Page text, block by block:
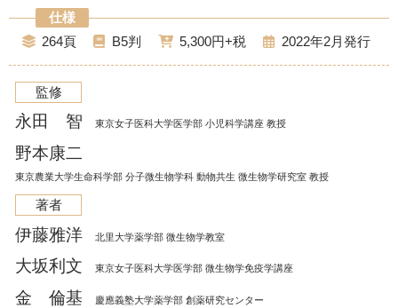
264 B5 5,300 2022年2月
監修
永田 智 東京女子医科大学医学部 小児科学講座 教授
野本康二
東京農業大学生命科学部 分子微生物学科 動物共生 微生物学研究室 教授
著者
伊藤雅洋 北里大学薬学部 微生物学教室
大坂利文 東京女子医科大学医学部 微生物学免疫学講座
金 倫基 慶應義塾大学薬学部 創薬研究センター